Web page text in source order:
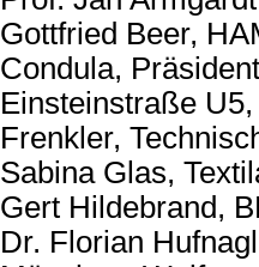
Gottfried Beer,
Condula,
Einsteinstraße
Frenkler,
Sabina Glas,
Gert Hildebrand,
Dr. Florian